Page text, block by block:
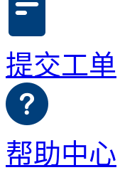
提交工单
帮助中心